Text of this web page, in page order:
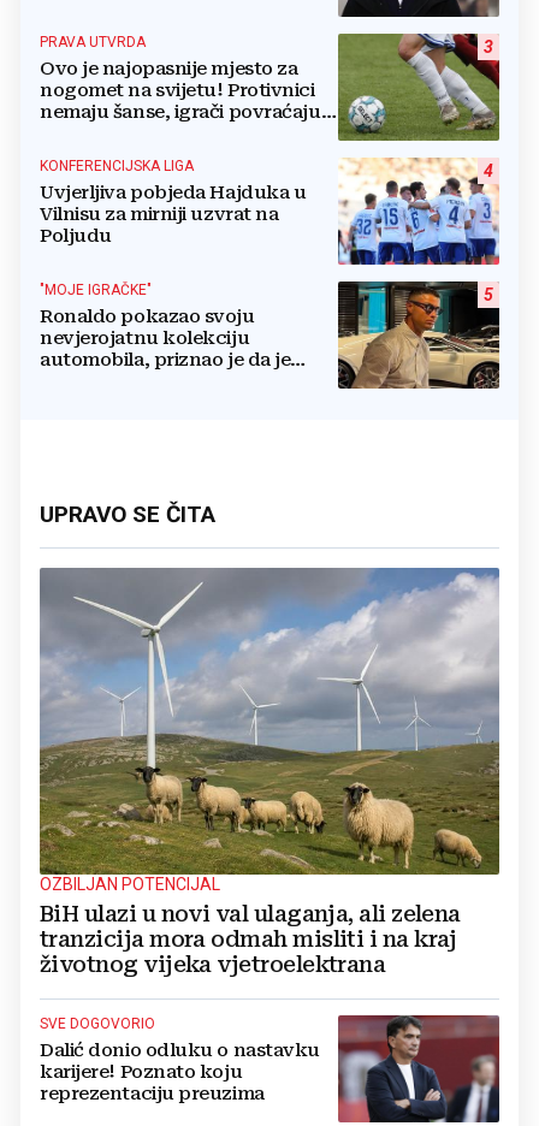
3
PRAVA UTVRDA
Ovo je najopasnije mjesto za
nogomet na svijetu! Protivnici
nemaju šanse, igrači povraćaju,
4
KONFERENCIJSKA LIGA
Uvjerljiva pobjeda Hajduka u
Vilnisu za mirniji uzvrat na
Poljudu
5
"MOJE IGRAČKE"
Ronaldo pokazao svoju
nevjerojatnu kolekciju
automobila, priznao je da je
UPRAVO SE ČITA
OZBILJAN POTENCIJAL
BiH ulazi u novi val ulaganja, ali zelena
tranzicija mora odmah misliti i na kraj
životnog vijeka vjetroelektrana
SVE DOGOVORIO
Dalić donio odluku o nastavku
karijere! Poznato koju
reprezentaciju preuzima